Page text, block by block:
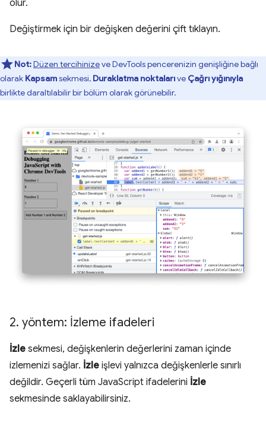
olur.
Değiştirmek için bir değişken değerini çift tıklayın.
Not:Düzen tercihinizeve DevTools pencerenizin genişliğine bağlı
olarak Kapsamsekmesi, Duraklatma noktalarıve Çağrı yığınıyla
birlikte daraltılabilir bir bölüm olarak görünebilir.
2. yöntem: İzleme ifadeleri
İzle sekmesi, değişkenlerin değerlerini zaman içinde
izlemenizi sağlar. İzle işlevi yalnızca değişkenlerle sınırlı
değildir. Geçerli tüm JavaScript ifadelerini İzle
sekmesinde saklayabilirsiniz.